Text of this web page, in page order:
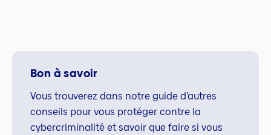
Bon à savoir
Vous trouverez dans notre guide d’autres
conseils pour vous protéger contre la
cybercriminalité et savoir que faire si vous